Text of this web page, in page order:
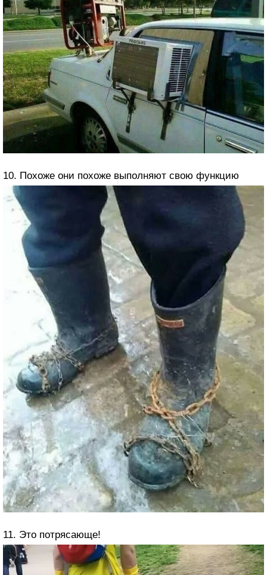
10. Похоже они похоже выполняют свою функцию
11. Это потрясающе!